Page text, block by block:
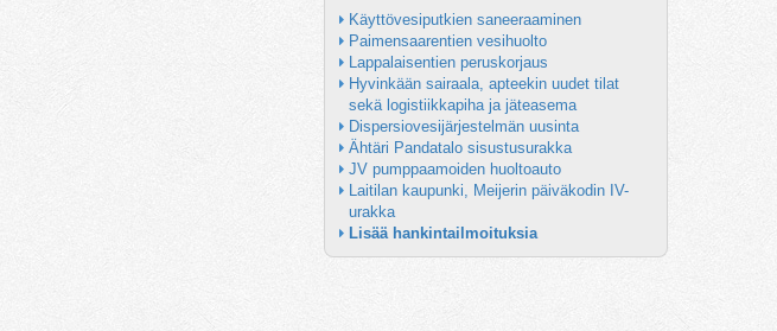
Käyttövesiputkien saneeraaminen
Paimensaarentien vesihuolto
Lappalaisentien peruskorjaus
Hyvinkään sairaala, apteekin uudet tilat
sekä logistiikkapiha ja jäteasema
Dispersiovesijärjestelmän uusinta
Ähtäri Pandatalo sisustusurakka
JV pumppaamoiden huoltoauto
Laitilan kaupunki, Meijerin päiväkodin IV-
urakka
Lisää hankintailmoituksia